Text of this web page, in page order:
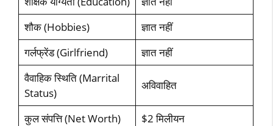
शौक (Hobbies)
ज्ञात नहीं
गर्लफ्रेंड (Girlfriend)
ज्ञात नहीं
वैवाहिक स्थिति (Marrital
Status)
अविवाहित
कुल संपत्ति (Net Worth) $2 मिलीयन